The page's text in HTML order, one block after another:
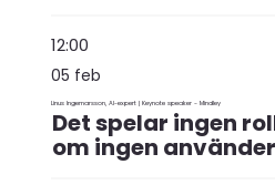
12:00
05 feb
Linus Ingemarsson, AI-expert | Keynote speaker - Mindley
Det spelar ingen
om ingen